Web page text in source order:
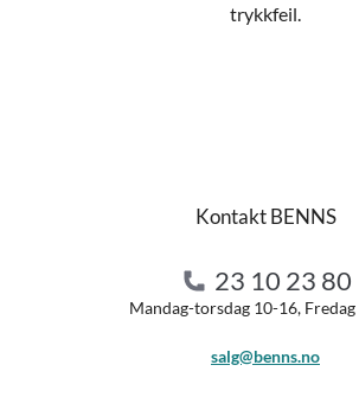
trykkfeil.
Kontakt BENNS
23 10 23 80
Mandag-torsdag 10-16,
salg@benns.no